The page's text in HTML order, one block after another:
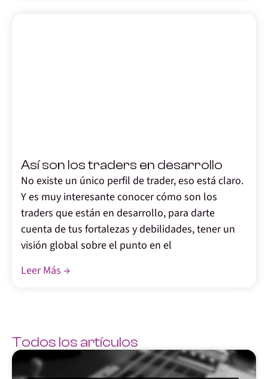
Así son los traders en desarrollo
No existe un único perfil de trader, eso está claro.
Y es muy interesante conocer cómo son los
traders que están en desarrollo, para darte
cuenta de tus fortalezas y debilidades, tener un
visión global sobre el punto en el
Leer Más →
Todos los artículos